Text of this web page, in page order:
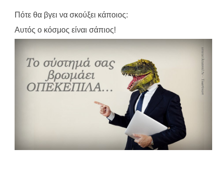
Πότε θα βγει να σκούξει κάποιος:
Αυτός ο κόσμος είναι σάπιος!